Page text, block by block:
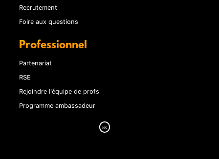
Recrutement
Foire aux questions
Professionnel
Partenariat
RSE
Rejoindre l'équipe de profs
Programme ambassadeur